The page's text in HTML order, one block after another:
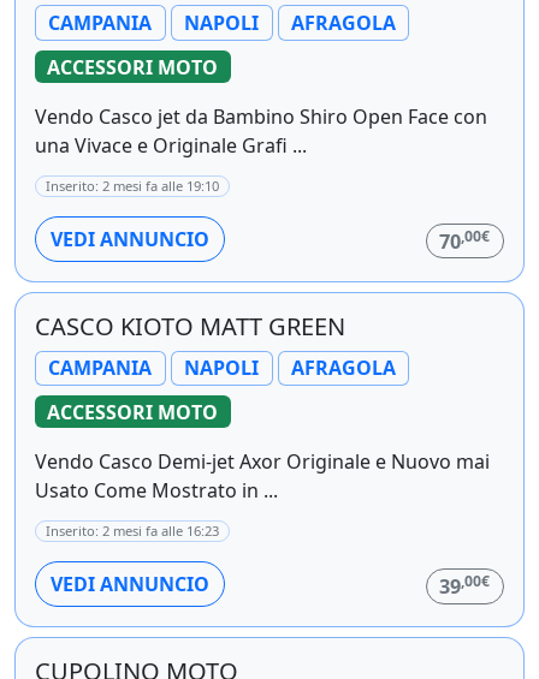
CAMPANIA NAPOLI
AFRAGOLA
ACCESSORI MOTO
Vendo Casco jet da Bambino Shiro Open Face con
una Vivace e Originale Grafi ...
Inserito: 2 mesi fa alle 19:10
VEDI ANNUNCIO 70,00€
CASCO KIOTO MATT GREEN
CAMPANIA NAPOLI
AFRAGOLA
ACCESSORI MOTO
Vendo Casco Demi-jet Axor Originale e Nuovo mai
Usato Come Mostrato in ...
Inserito: 2 mesi fa alle 16:23
VEDI ANNUNCIO 39,00€
CUPOLINO MOTO